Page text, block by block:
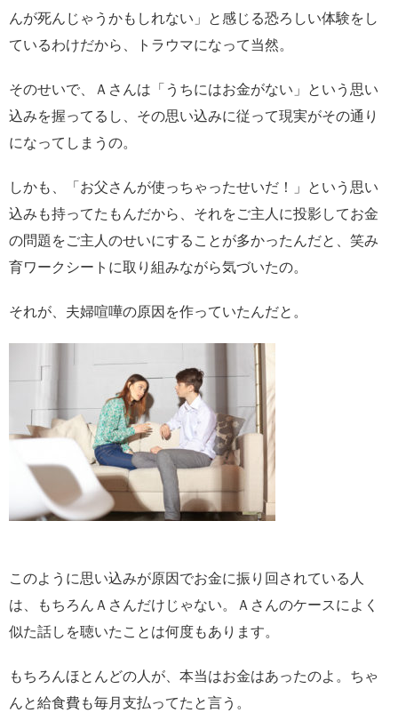
んが死んじゃうかもしれない」と感じる恐ろしい体験をし
ているわけだから、トラウマになって当然。
そのせいで、Ａさんは「うちにはお金がない」という思い
込みを握ってるし、その思い込みに従って現実がその通り
になってしまうの。
しかも、「お父さんが使っちゃったせいだ！」という思い
込みも持ってたもんだから、それをご主人に投影してお金
の問題をご主人のせいにすることが多かったんだと、笑み
育ワークシートに取り組みながら気づいたの。
それが、夫婦喧嘩の原因を作っていたんだと。
このように思い込みが原因でお金に振り回されている人
は、もちろんＡさんだけじゃない。Ａさんのケースによく
似た話しを聴いたことは何度もあります。
もちろんほとんどの人が、本当はお金はあったのよ。ちゃ
んと給食費も毎月支払ってたと言う。